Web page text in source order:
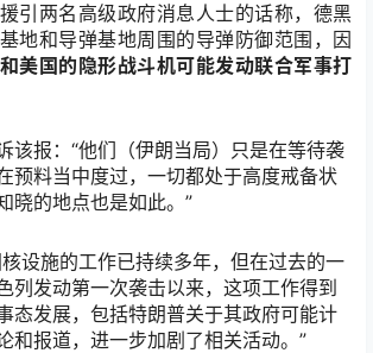
引两名高级政府消息人士的话称，德黑
地和导弹基地周围的导弹防御范围，因
美国的隐形战斗机可能发动联合军事打
该报：“他们（伊朗当局）只是在等待袭
预料当中度过，一切都处于高度戒备状
晓的地点也是如此。”
设施的工作已持续多年，但在过去的一
列发动第一次袭击以来，这项工作得到
态发展，包括特朗普关于其政府可能计
和报道，进一步加剧了相关活动。”